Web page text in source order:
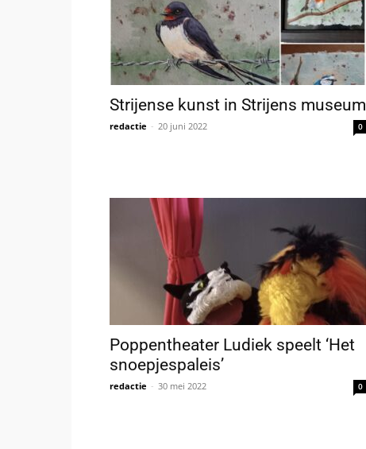
Strijense kunst in Strijens museum
redactie - 20 juni 2022 0
Poppentheater Ludiek speelt ‘Het
snoepjespaleis’
redactie - 30 mei 2022 0